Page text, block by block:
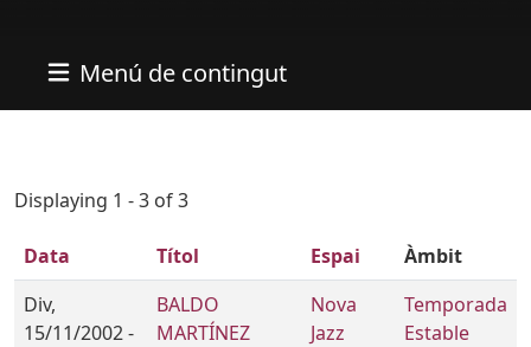
Menú de contingut
Displaying 1 - 3 of 3
Data Títol Espai
Àmbit
Div,
15/11/2002 -
BALDO
MARTÍNEZ
Nova
Jazz
Temporada
Estable